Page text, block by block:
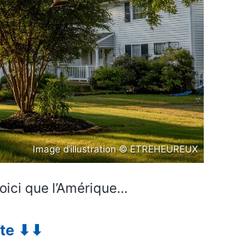
Image d’illustration © ETREHEUREUX
que l’Amérique…
⬇⬇